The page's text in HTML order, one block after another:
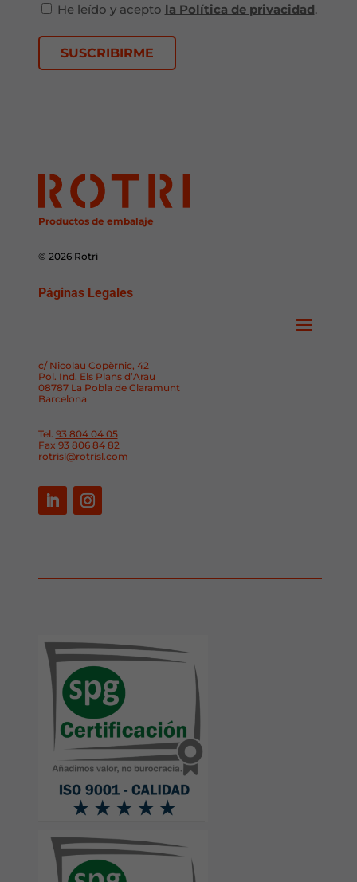
He leído y acepto la Política de privacidad.
Productos de embalaje
© 2026 Rotri
Páginas Legales
c/ Nicolau Copèrnic, 42
Pol. Ind. Els Plans d’Arau
08787 La Pobla de Claramunt
Barcelona
Tel. 93 804 04 05
Fax 93 806 84 82
rotrisl@rotrisl.com